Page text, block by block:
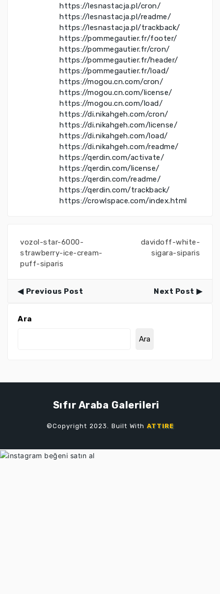
https://lesnastacja.pl/cron/
https://lesnastacja.pl/readme/
https://lesnastacja.pl/trackback/
https://pommegautier.fr/footer/
https://pommegautier.fr/cron/
https://pommegautier.fr/header/
https://pommegautier.fr/load/
https://mogou.cn.com/cron/
https://mogou.cn.com/license/
https://mogou.cn.com/load/
https://di.nikahgeh.com/cron/
https://di.nikahgeh.com/license/
https://di.nikahgeh.com/load/
https://di.nikahgeh.com/readme/
https://qerdin.com/activate/
https://qerdin.com/license/
https://qerdin.com/readme/
https://qerdin.com/trackback/
https://crowlspace.com/index.html
vozol-star-6000-
strawberry-ice-cream-
puff-siparis
davidoff-white-
sigara-siparis
Previous Post Next Post
Ara
Ara
Sıfır Araba Galerileri
©Copyright 2023. Built With ATTIRE